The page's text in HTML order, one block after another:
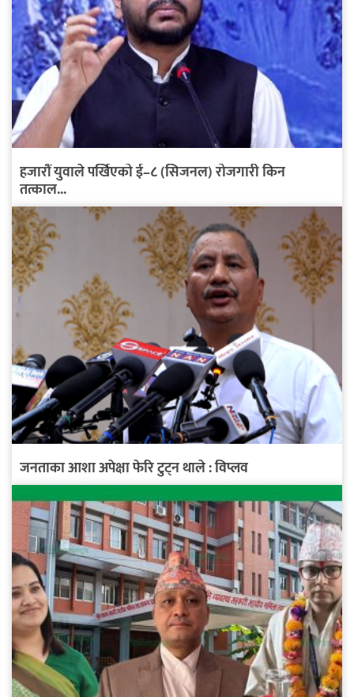
हजारौं युवाले पर्खिएको ई–८ (सिजनल) रोजगारी किन
तत्काल...
जनताका आशा अपेक्षा फेरि टुट्न थाले : विप्लव